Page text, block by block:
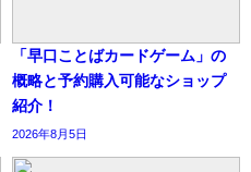
「早口ことばカードゲーム」の
概略と予約購入可能なショップ
紹介！
2026年8月5日